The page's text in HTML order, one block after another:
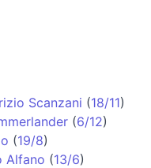
Scanzani (18/11)
(6/12)
(19/8)
Alfano (13/6)